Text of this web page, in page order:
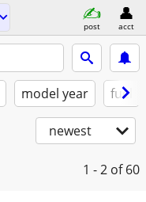
post acct
model year fuel
newest
1 - 2 of 60